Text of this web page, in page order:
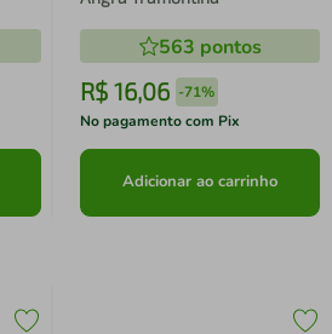
563 pontos
R$ 16,06 -71%
No pagamento com Pix
Adicionar ao carrinho